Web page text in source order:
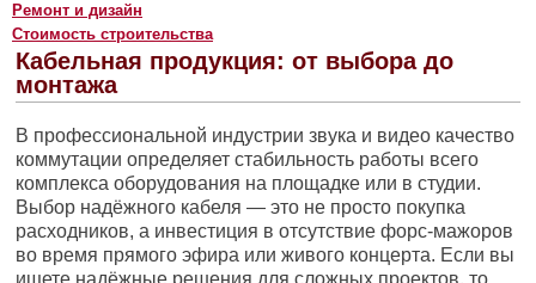
Ремонт и дизайн
Стоимость строительства
Кабельная продукция: от выбора до
монтажа
В профессиональной индустрии звука и видео качество
коммутации определяет стабильность работы всего
комплекса оборудования на площадке или в студии.
Выбор надёжного кабеля — это не просто покупка
расходников, а инвестиция в отсутствие форс-мажоров
во время прямого эфира или живого концерта. Если вы
ищете надёжные решения для сложных проектов, то